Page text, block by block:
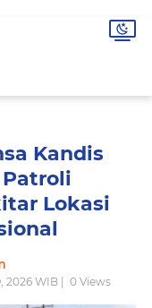
Kandis
Lokasi
2026 WIB | 0Views